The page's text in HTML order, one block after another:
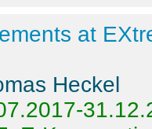
at
Heckel